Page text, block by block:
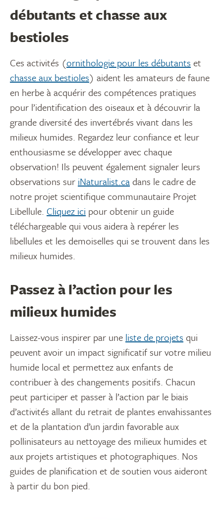
débutants et chasse aux
bestioles
Ces activités (ornithologie pour les débutants et
chasse aux bestioles) aident les amateurs de faune
en herbe à acquérir des compétences pratiques
pour l’identification des oiseaux et à découvrir la
grande diversité des invertébrés vivant dans les
milieux humides. Regardez leur confiance et leur
enthousiasme se développer avec chaque
observation! Ils peuvent également signaler leurs
observations sur iNaturalist.cadans le cadre de
notre projet scientifique communautaire Projet
Libellule. Cliquez ici pour obtenir un guide
téléchargeable qui vous aidera à repérer les
libellules et les demoiselles qui se trouvent dans les
milieux humides.
Passez à l’action pour les
milieux humides
Laissez-vous inspirer par une liste de projets qui
peuvent avoir un impact significatif sur votre milieu
humide local et permettez aux enfants de
contribuer à des changements positifs. Chacun
peut participer et passer à l’action par le biais
d’activités allant du retrait de plantes envahissantes
et de la plantation d’un jardin favorable aux
pollinisateurs au nettoyage des milieux humides et
aux projets artistiques et photographiques. Nos
guides de planification et de soutien vous aideront
à partir du bon pied.